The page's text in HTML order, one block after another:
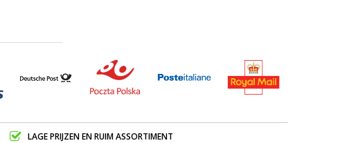
LAGE PRIJZEN EN RUIM ASSORTIMENT